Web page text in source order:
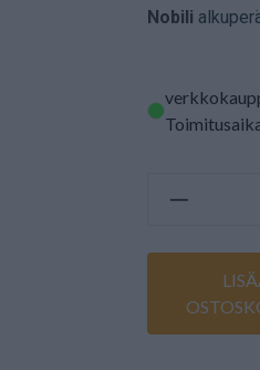
Nobili